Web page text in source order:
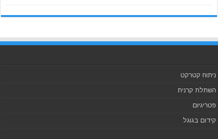
ניתוח קטרקט
השתלת קרנית
פטריגיום
קידום בגוגל